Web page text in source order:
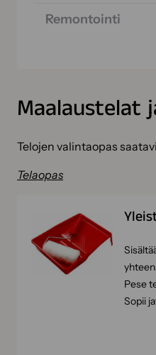
Remontointi
Maalaustelat
Telojen valintaopas
Telaopas
Pese
Sopii